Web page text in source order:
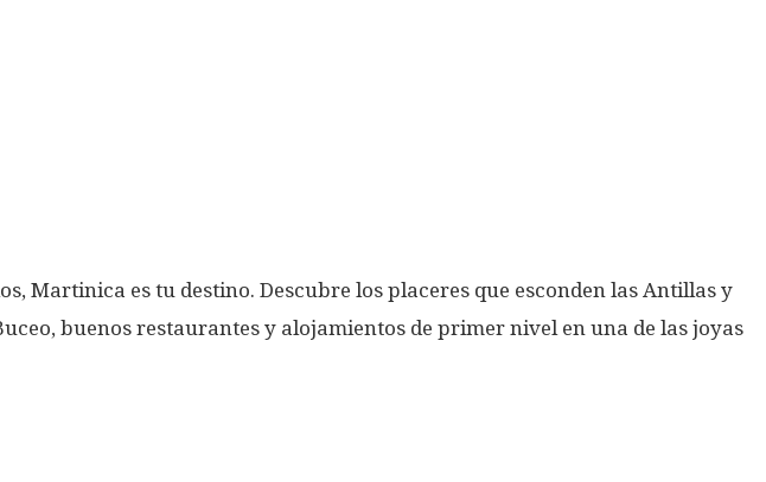
Martinica es tu destino. Descubre los placeres que esconden las Antillas y
buenos restaurantes y alojamientos de primer nivel en una de las joyas